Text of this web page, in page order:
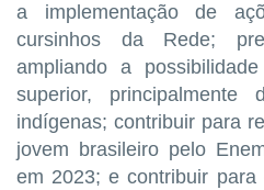
a implementação de
cursinhos da Rede;
ampliando a
superior,
indígenas; contribuir para
jovem brasileiro pelo
em 2023; e contribuir